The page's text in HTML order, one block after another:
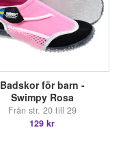
Badskor för barn -
Swimpy Rosa
Från str. 20 till 29
129 kr